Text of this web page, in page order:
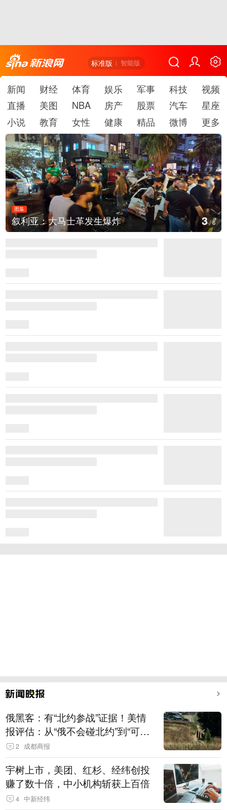
标准版 智能版
新闻 财经 体育 娱乐 军事 科技
视频
直播
美图 NBA 房产 股票 汽车
星座
小说
教育 女性 健康 精品 微博 更多
图集
叙利亚：大马士革发生爆炸 3/6
俄黑客：有“北约参战”证据！美情
报评估：从“俄不会碰北约”到“可能
发动有限攻击”
2 成都商报
宇树上市，美团、红杉、经纬创投
赚了数十倍，中小机构斩获上百倍
4 中新经纬